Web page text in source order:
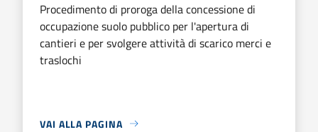
Procedimento di proroga della concessione di
occupazione suolo pubblico per l'apertura di
cantieri e per svolgere attività di scarico merci e
traslochi
VAI ALLA PAGINA